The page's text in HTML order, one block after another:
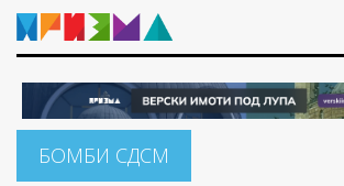
БОМБИ СДСМ